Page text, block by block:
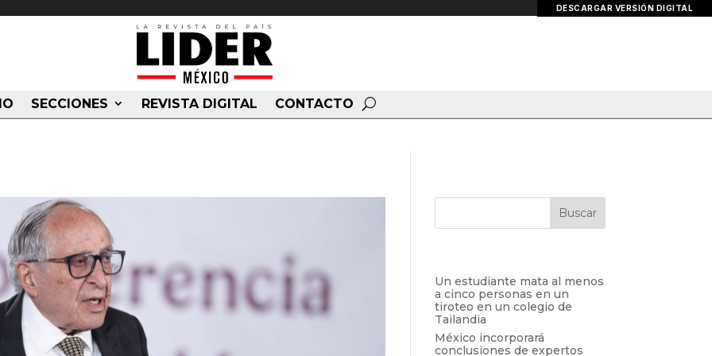
SECCIONES REVISTA DIGITAL CONTACTO
DESCARGAR VERSIÓN DIGITAL
Un estudiante mata al menos
a cinco personas en un
tiroteo en un colegio de
Tailandia
México incorporará
conclusiones de expertos